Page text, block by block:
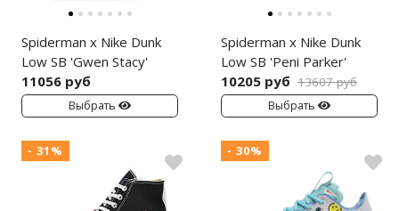
Spiderman x Nike Dunk
Low SB 'Gwen Stacy'
11056 руб
Выбрать
Spiderman x Nike Dunk
Low SB 'Peni Parker'
10205 руб 13607 руб
Выбрать
- 31% - 30%